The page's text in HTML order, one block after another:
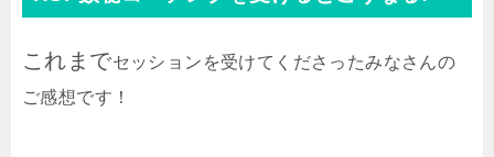
これまでセッションを受けてくださったみなさんの
ご感想です！